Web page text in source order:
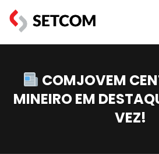
COMJOVEM
MINEIRO EM
VEZ!